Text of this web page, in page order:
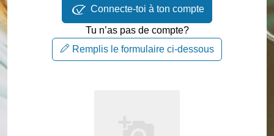
Connecte-toi à ton compte
Tu n’as pas de compte?
Remplis le formulaire ci-dessous